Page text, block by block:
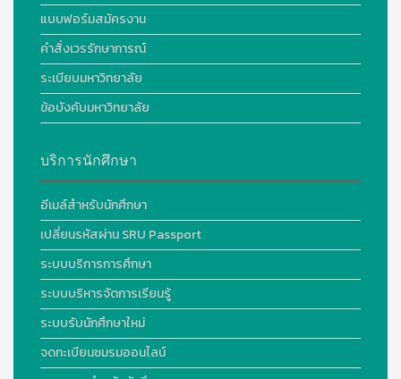
แบบฟอร์มสมัครงาน
คำสั่งเวรรักษาการณ์
ระเบียบมหาวิทยาลัย
ข้อบังคับมหาวิทยาลัย
บริการนักศึกษา
อีเมล์สำหรับนักศึกษา
เปลี่ยนรหัสผ่าน SRU Passport
ระบบบริการการศึกษา
ระบบบริหารจัดการเรียนรู้
ระบบรับนักศึกษาใหม่
จดทะเบียนชมรมออนไลน์